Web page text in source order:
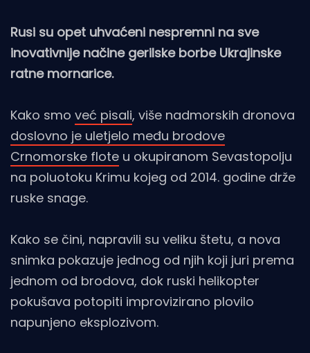
Rusi su opet uhvaćeni nespremni na sve
inovativnije načine gerilske borbe Ukrajinske
ratne mornarice.
Kako smo već pisali, više nadmorskih dronova
doslovno je uletjelo među brodove
Crnomorske flote u okupiranom Sevastopolju
na poluotoku Krimu kojeg od 2014. godine drže
ruske snage.
Kako se čini, napravili su veliku štetu, a nova
snimka pokazuje jednog od njih koji juri prema
jednom od brodova, dok ruski helikopter
pokušava potopiti improvizirano plovilo
napunjeno eksplozivom.